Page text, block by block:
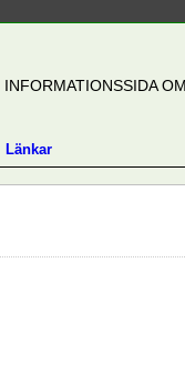
Länkar